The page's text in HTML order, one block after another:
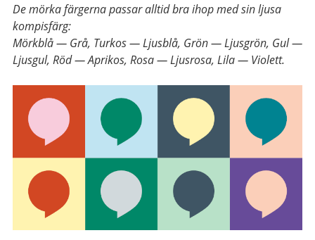
De mörka färgerna passar alltid bra ihop med sin ljusa
kompisfärg:
Mörkblå — Grå, Turkos — Ljusblå, Grön — Ljusgrön, Gul —
Ljusgul, Röd — Aprikos, Rosa — Ljusrosa, Lila — Violett.